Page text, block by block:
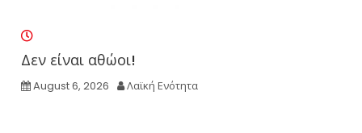
Δεν είναι αθώοι!
August 6, 2026 Λαϊκή Ενότητα